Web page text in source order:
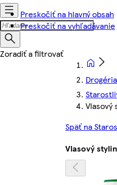
Preskočiť na hlavný obsah
Preskočiť na vyhľadávanie
Drogéria
Vlasový
Späť na
Vlasový